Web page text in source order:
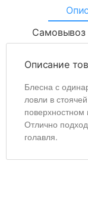
Самовывоз
Описание
Блесна с
ловли в
Отлично
голавля.